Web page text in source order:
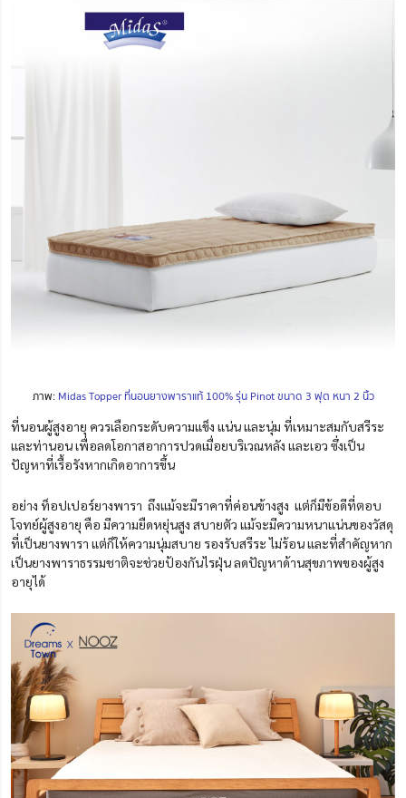
ภาพ: Midas Topper ที่นอนยางพาราแท้ 100% รุ่น Pinot ขนาด 3 ฟุต หนา 2 นิ้ว
ที่นอนผู้สูงอายุ ควรเลือกระดับความแข็ง แน่น และนุ่ม ที่เหมาะสมกับสรีระ
และท่านอน เพื่อลดโอกาสอาการปวดเมื่อยบริเวณหลัง และเอว ซึ่งเป็น
ปัญหาที่เรื้อรังหากเกิดอาการขึ้น
อย่าง ท็อปเปอร์ยางพารา ถึงแม้จะมีราคาที่ค่อนข้างสูง แต่ก็มีข้อดีที่ตอบ
โจทย์ผู้สูงอายุ คือ มีความยืดหยุ่นสูง สบายตัว แม้จะมีความหนาแน่นของวัสดุ
ที่เป็นยางพารา แต่ก็ให้ความนุ่มสบาย รองรับสรีระ ไม่ร้อน และที่สำคัญหาก
เป็นยางพาราธรรมชาติจะช่วยป้องกันไรฝุ่น ลดปัญหาด้านสุขภาพของผู้สูง
อายุได้